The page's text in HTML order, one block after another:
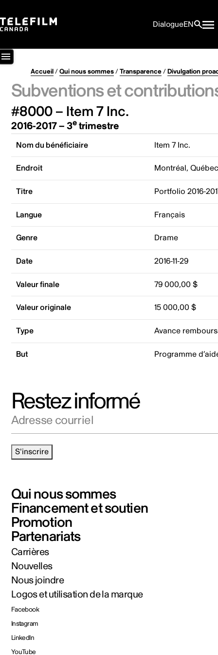
DialogueEN
Accueil/Qui nous sommes/Transparence/Divulgation
Subventions et
#8000 – Item 7 Inc.
2016-2017 – 3etrimestre
Nom du bénéficiaire Item 7 Inc.
Endroit Montréal,
Titre Portfolio 2016-
Langue Français
Genre Drame
Date 2016-11-29
Valeur finale 79 000,00 $
Valeur originale 15 000,00 $
Type Avance
But Programme
Restez informé
S'inscrire
Qui nous sommes
Financement et soutien
Promotion
Partenariats
Carrières
Nouvelles
Nous joindre
Logos et utilisation de la marque
Facebook
Instagram
LinkedIn
YouTube